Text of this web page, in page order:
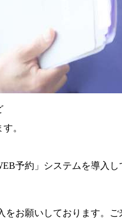
。
予約」システムを導入し
お願いしております。